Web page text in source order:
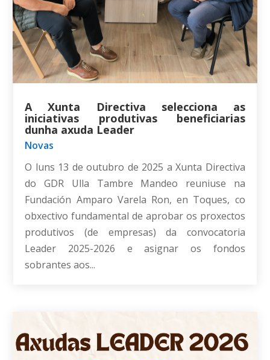
A Xunta Directiva selecciona as
iniciativas produtivas beneficiarias
dunha axuda Leader
Novas
O luns 13 de outubro de 2025 a Xunta Directiva
do GDR Ulla Tambre Mandeo reuniuse na
Fundación Amparo Varela Ron, en Toques, co
obxectivo fundamental de aprobar os proxectos
produtivos (de empresas) da convocatoria
Leader 2025-2026 e asignar os fondos
sobrantes aos...